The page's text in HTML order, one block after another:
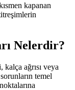
kapanan
Nelerdir?
ağrısı veya
temel